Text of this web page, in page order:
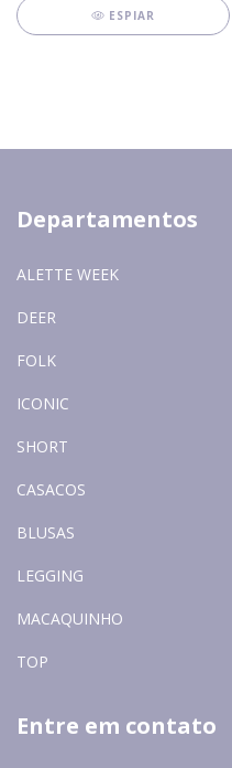
ESPIAR
Departamentos
ALETTE WEEK
DEER
FOLK
ICONIC
SHORT
CASACOS
BLUSAS
LEGGING
MACAQUINHO
TOP
Entre em contato